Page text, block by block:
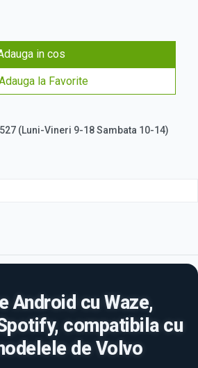
in cos
la Favorite
(Luni-Vineri 9-18 Sambata 10-14)
Android cu Waze,
compatibila cu
de Volvo